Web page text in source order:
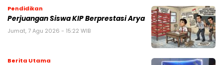
Pendidikan
Perjuangan Siswa KIP Berprestasi Arya
Jumat, 7 Agu 2026 - 15:22 WIB
Berita Utama